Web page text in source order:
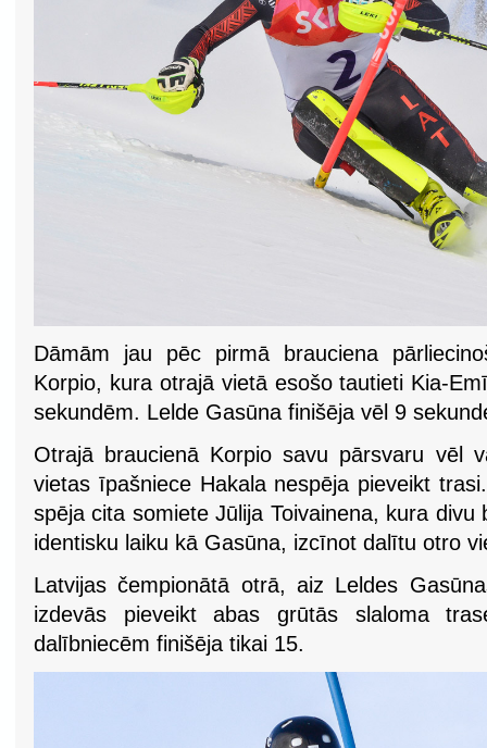
Dāmām jau pēc pirmā brauciena
Korpio, kura otrajā vietā esošo tautieti Kia-
sekundēm. Lelde Gasūna finišēja vēl 9
Otrajā braucienā Korpio savu pārsvaru vēl
vietas īpašniece Hakala nespēja pieveikt
spēja cita somiete Jūlija Toivainena, kura
identisku laiku kā Gasūna, izcīnot dalītu otro
Latvijas čempionātā otrā, aiz Leldes
izdevās pieveikt abas grūtās slaloma
dalībniecēm finišēja tikai 15.